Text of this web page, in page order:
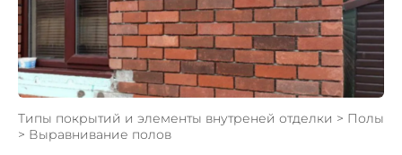
Типы покрытий и элементы внутреней отделки > Полы
> Выравнивание полов